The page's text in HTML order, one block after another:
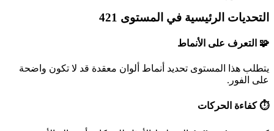
التحديات الرئيسية في المستوى 421
🧩 التعرف على الأنماط
يتطلب هذا المستوى تحديد أنماط ألوان معقدة قد لا تكون واضحة
على الفور.
⏱️ كفاءة الحركات